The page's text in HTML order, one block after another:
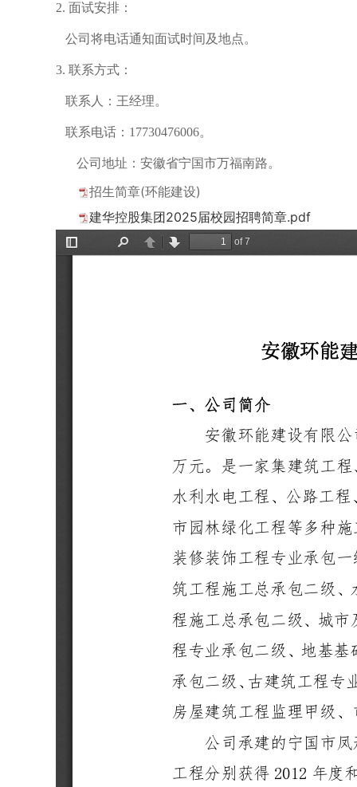
2. 面试安排：
公司将电话通知面试时间及地点。
3. 联系方式：
联系人：王经理。
联系电话： 17730476006。
公司地址：安徽省宁国市万福南路。
招生简章(环能建设)
建华控股集团2025届校园招聘简章.pdf